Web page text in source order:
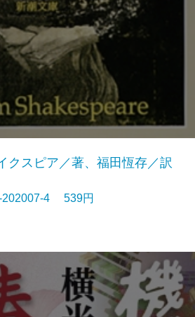
クスピア／著、福田恆存／訳
202007-4 539円